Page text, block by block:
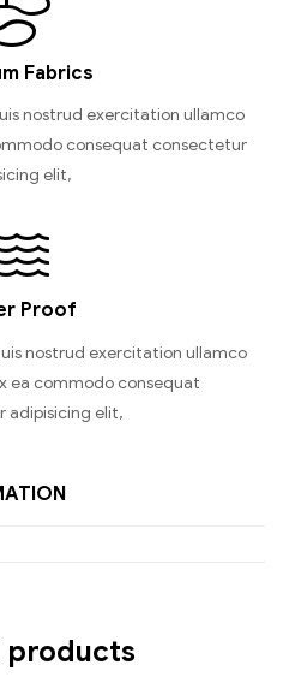
Fabrics
nostrud exercitation ullamco
consequat consectetur
elit,
Proof
nostrud exercitation ullamco
ea commodo consequat
adipisicing elit,
products